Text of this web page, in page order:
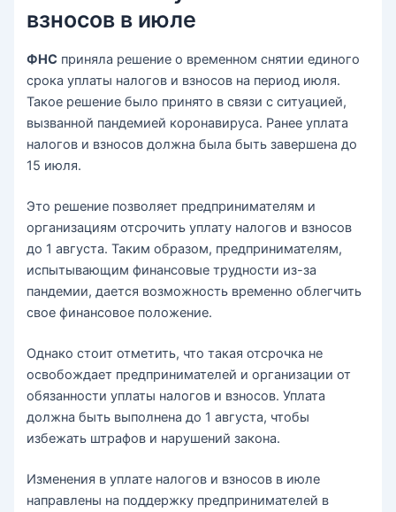
взносов в июле
ФНС приняла решение о временном снятии единого
срока уплаты налогов и взносов на период июля.
Такое решение было принято в связи с ситуацией,
вызванной пандемией коронавируса. Ранее уплата
налогов и взносов должна была быть завершена до
15 июля.
Это решение позволяет предпринимателям и
организациям отсрочить уплату налогов и взносов
до 1 августа. Таким образом, предпринимателям,
испытывающим финансовые трудности из-за
пандемии, дается возможность временно облегчить
свое финансовое положение.
Однако стоит отметить, что такая отсрочка не
освобождает предпринимателей и организации от
обязанности уплаты налогов и взносов. Уплата
должна быть выполнена до 1 августа, чтобы
избежать штрафов и нарушений закона.
Изменения в уплате налогов и взносов в июле
направлены на поддержку предпринимателей в